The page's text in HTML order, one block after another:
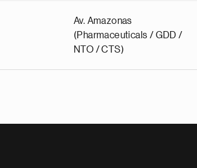
Av. Amazonas
(Pharmaceuticals / GDD /
NTO / CTS)